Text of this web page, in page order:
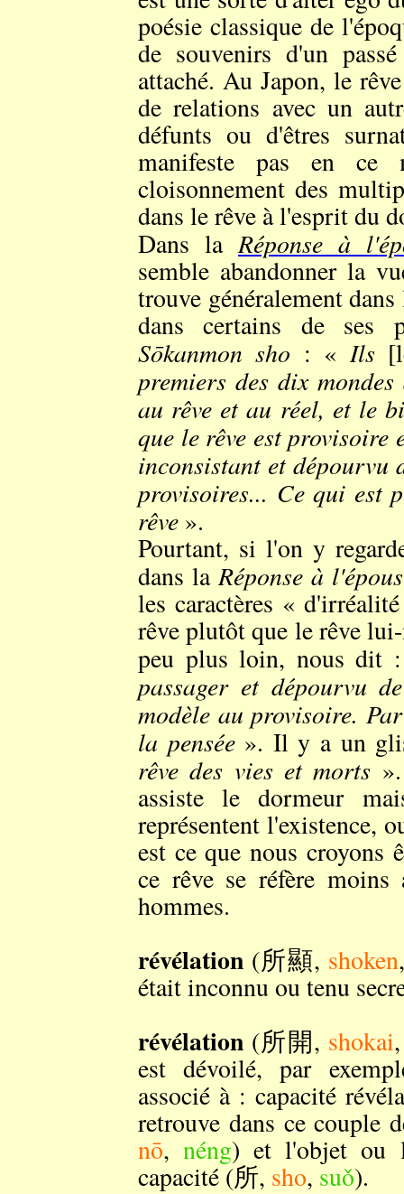
poésie classique de
de souvenirs d'un
attaché. Au Japon, le
de relations avec un
défunts ou d'êtres
manifeste pas en ce
cloisonnement des
dans le rêve à l'esprit du
Dans laRéponse à
semble abandonner la
trouve généralement
dans certains de ses
Sōkanmon sho : «Ils
premiers des dix
au rêve et au réel, et le
que le rêve est provisoire
inconsistant et dépourvu
provisoires... Ce qui est
rêve ».
Pourtant, si l'on y
dans laRéponse à
les caractères «
rêve plutôt que le rêve
peu plus loin, nous
passager et dépourvu
modèle au provisoire.
la pensée». Il y a un
rêve des vies et morts
assiste le dormeur
représentent l'existence,
est ce que nous croyons
ce rêve se réfère
hommes.
révélation (所顯, shoken
était inconnu ou tenu
révélation (所開, shokai
est dévoilé, par
associé à : capacité
retrouve dans ce couple
nō,néng) et l'objet ou
capacité (所, sho, suǒ).